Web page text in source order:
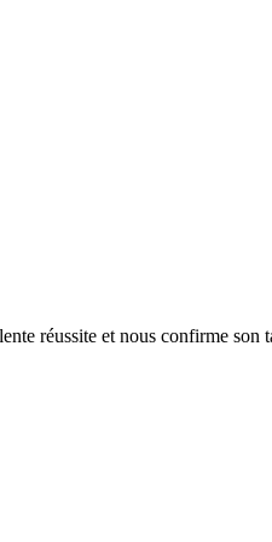
réussite et nous confirme son